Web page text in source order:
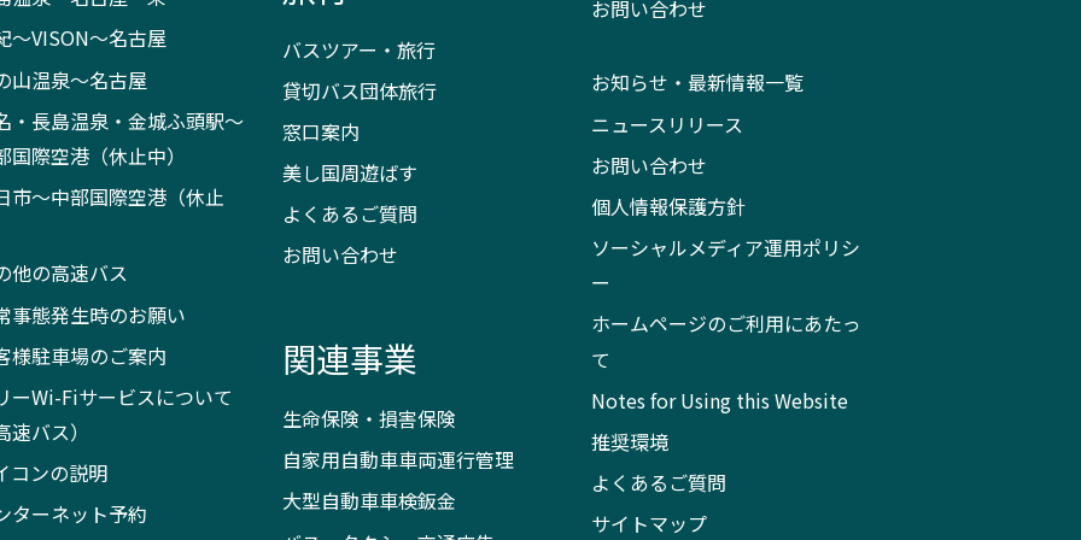
～VISON～名古屋
山温泉～名古屋
・長島温泉・金城ふ頭駅～
国際空港（休止中）
市～中部国際空港（休止
他の高速バス
事態発生時のお願い
様駐車場のご案内
ーWi-Fiサービスについて
速バス）
コンの説明
ターネット予約
バスツアー・旅行
貸切バス団体旅行
窓口案内
美し国周遊ばす
よくあるご質問
お問い合わせ
関連事業
生命保険・損害保険
自家用自動車車両運行管理
大型自動車車検鈑金
お問い合わせ
お知らせ・最新情報一覧
ニュースリリース
お問い合わせ
個人情報保護方針
ソーシャルメディア運用ポリシ
ー
ホームページのご利用にあたっ
て
Notes for Using this Website
推奨環境
よくあるご質問
サイトマップ